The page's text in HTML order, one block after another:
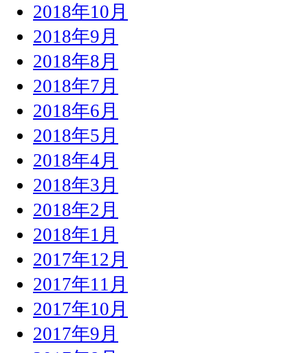
2018年10月
2018年9月
2018年8月
2018年7月
2018年6月
2018年5月
2018年4月
2018年3月
2018年2月
2018年1月
2017年12月
2017年11月
2017年10月
2017年9月